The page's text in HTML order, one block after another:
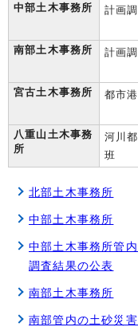
中部土木事務所
計画
南部土木事務所
計画
宮古土木事務所
都市
八重山土木事務
所
河川
班
北部土木事務所
中部土木事務所
中部土木事務所管
調査結果の公表
南部土木事務所
南部管内の土砂災